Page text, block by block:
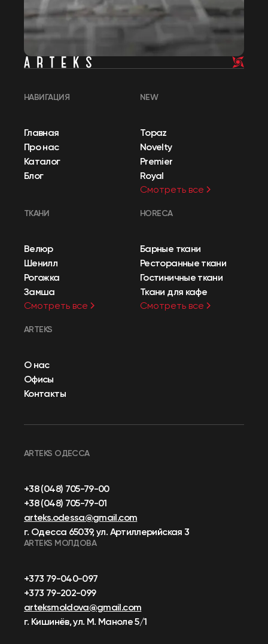
НАВИГАЦИЯ
Главная
Про нас
Каталог
Блог
NEW
Topaz
Novelty
Premier
Royal
Смотреть все
ТКАНИ
Велюр
Шенилл
Рогожка
Замша
Смотреть все
HORECA
Барные ткани
Ресторанные ткани
Гостиничные ткани
Ткани для кафе
Смотреть все
ARTEKS
О нас
Офисы
Контакты
ARTEKS ОДЕССА
+38 (048) 705-79-00
+38 (048) 705-79-01
arteks.odessa@gmail.com
г. Одесса 65039, ул. Артиллерийская 3
ARTEKS МОЛДОВА
+373 79-040-097
+373 79-202-099
arteksmoldova@gmail.com
г. Кишинёв, ул. М. Маноле 5/1